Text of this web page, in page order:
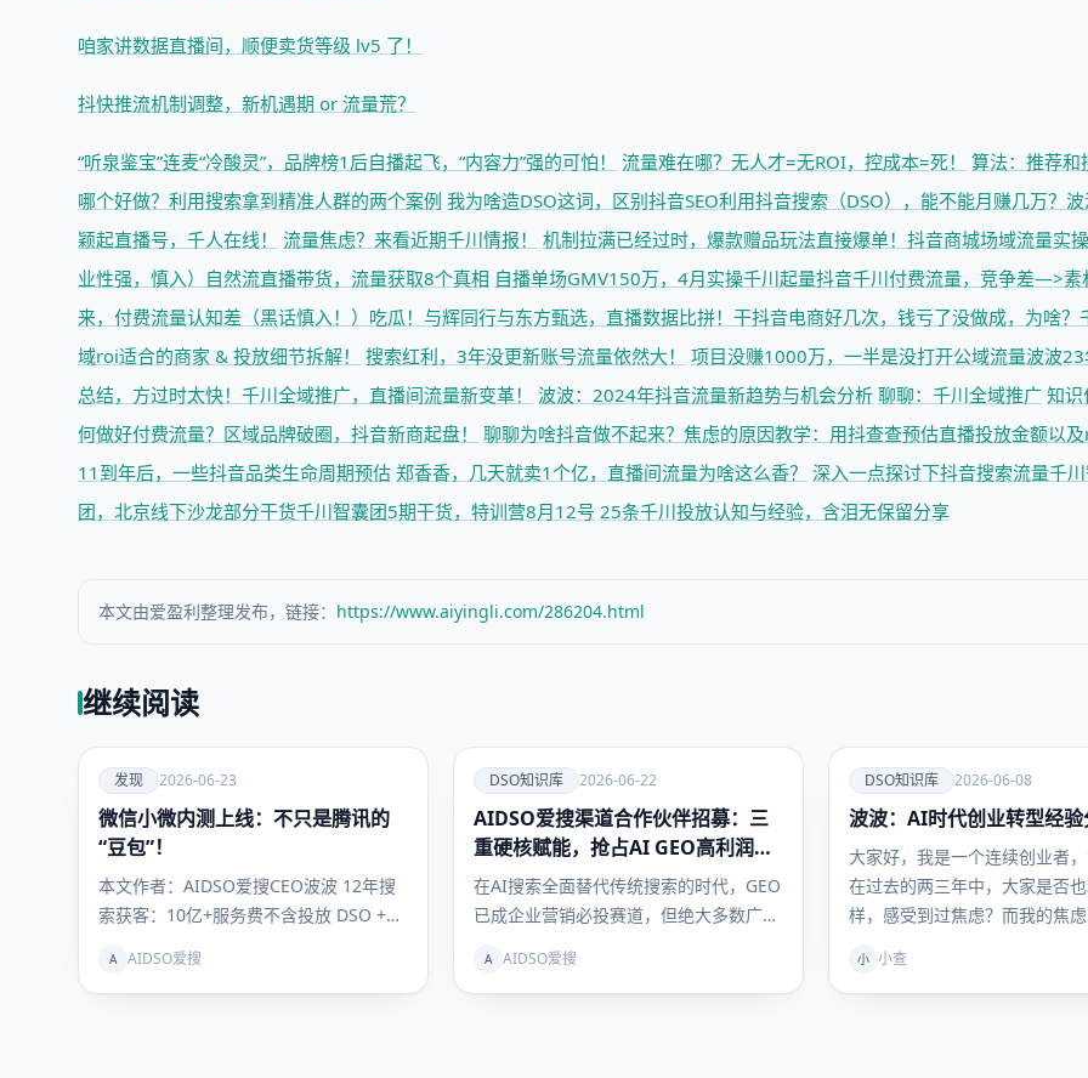
咱家讲数据直播间，顺便卖货等级 lv5 了！
抖快推流机制调整，新机遇期 or 流量荒？
“听泉鉴宝”连麦“冷酸灵”，品牌榜1后自播起飞，“内容力”强的可怕！ 流量难在哪？无人才=无ROI，控成本=死！
算法：推荐和
哪个好做？ 利用搜索拿到精准人群的两个案例 我为啥造DSO这词，区别抖音SEO利用抖音搜索（DSO），能不能月赚几万？
颖起直播号，千人在线！
流量焦虑？来看近期千川情报！ 机制拉满已经过时，爆款赠品玩法直接爆单！ 抖音商城场域流量实
业性强，慎入） 自然流直播带货，流量获取8个真相 自播单场GMV150万，4月实操千川起量抖音千川付费流量，竞争差—>素
来，付费流量认知差（黑话慎入！） 吃瓜！与辉同行与东方甄选，直播数据比拼！ 干抖音电商好几次，钱亏了没做成，为啥？
域roi适合的商家 & 投放细节拆解！
搜索红利，3年没更新账号流量依然大！ 项目没赚1000万，一半是没打开公域流量波波
总结，方过时太快！ 千川全域推广，直播间流量新变革！ 波波：2024年抖音流量新趋势与机会分析 聊聊：千川全域推广 知识
何做好付费流量？ 区域品牌破圈，抖音新商起盘！ 聊聊为啥抖音做不起来？焦虑的原因教学：用抖查查预估直播投放金额以
11到年后，一些抖音品类生命周期预估 郑香香，几天就卖1个亿，直播间流量为啥这么香？ 深入一点探讨下抖音搜索流量千
团，北京线下沙龙部分干货千川智囊团5期干货，特训营8月12号 25条千川投放认知与经验，含泪无保留分享
本文由爱盈利整理发布，链接： https://www.aiyingli.com/286204.html
继续阅读
爱
发现
发现 2026-06-23
微信小微内测上线：不只是腾讯的
“豆包”！
本文作者：AIDSO爱搜CEO波波 12年搜
索获客：10亿+服务费不含投放 DSO +
A AIDSO爱搜
爱
DSO知识
库
DSO知识库 2026-06-22
AIDSO爱搜渠道合作伙伴招募：三
重硬核赋能，抢占AI GEO高利润赛
道
在AI搜索全面替代传统搜索的时代，GEO
已成企业营销必投赛道，但绝大多数广告
A AIDSO爱搜
爱
DSO知识
库
DSO知识库 2026-06-08
波波：AI时代创业转型经
大家好，我是一个连续创业者
在过去的两三年中，大家是否
样，感受到过焦虑？而我的焦
小 小查